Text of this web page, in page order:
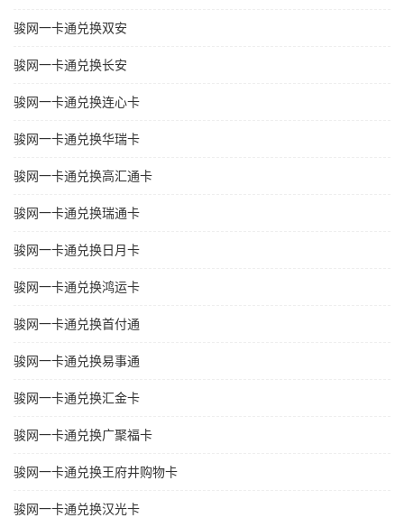
骏网一卡通兑换双安
骏网一卡通兑换长安
骏网一卡通兑换连心卡
骏网一卡通兑换华瑞卡
骏网一卡通兑换高汇通卡
骏网一卡通兑换瑞通卡
骏网一卡通兑换日月卡
骏网一卡通兑换鸿运卡
骏网一卡通兑换首付通
骏网一卡通兑换易事通
骏网一卡通兑换汇金卡
骏网一卡通兑换广聚福卡
骏网一卡通兑换王府井购物卡
骏网一卡通兑换汉光卡